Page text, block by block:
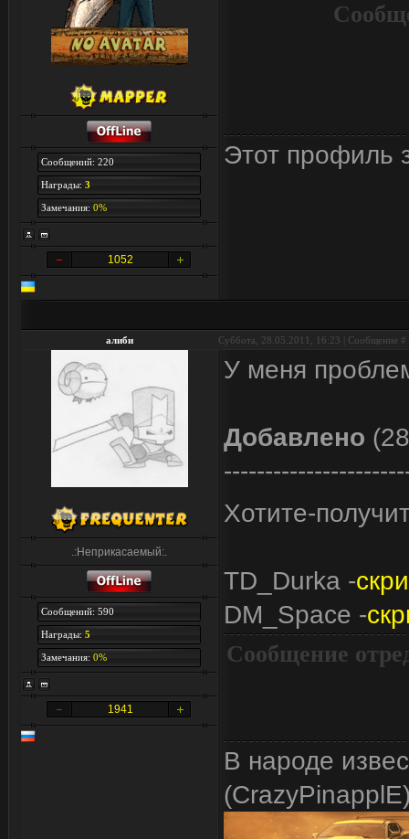
Сообщений: 220
Награды: 3
Замечания: 0%
1052
Этот профиль
алиби Суббота, 28.05.2011, 16:23 | Сообщение #
.:Неприкасаемый:.
Сообщений: 590
Награды: 5
Замечания: 0%
1941
У меня
Добавлено
Хотите-
TD_Durka -
DM_Space -
Сообщение
В народе